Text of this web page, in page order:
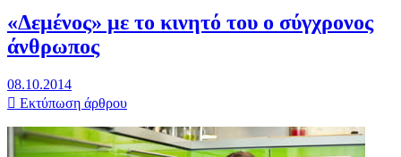
«Δεμένος» με το κινητό του ο σύγχρονος
άνθρωπος
08.10.2014
Εκτύπωση άρθρου